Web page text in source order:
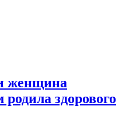
женщина
здорового